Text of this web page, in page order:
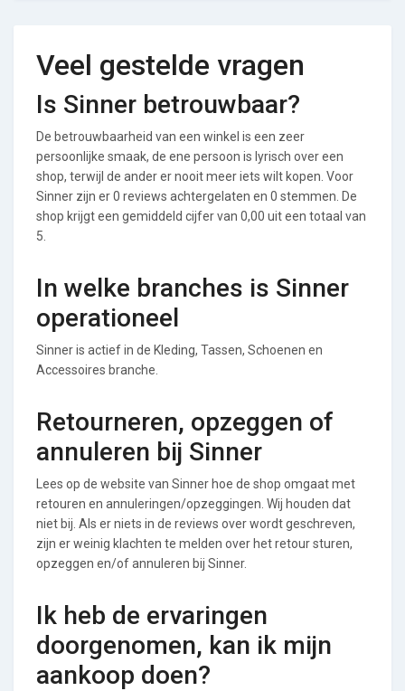
Veel gestelde vragen
Is Sinner betrouwbaar?
De betrouwbaarheid van een winkel is een zeer
persoonlijke smaak, de ene persoon is lyrisch over een
shop, terwijl de ander er nooit meer iets wilt kopen. Voor
Sinner zijn er 0 reviews achtergelaten en 0 stemmen. De
shop krijgt een gemiddeld cijfer van 0,00 uit een totaal van
5.
In welke branches is Sinner
operationeel
Sinner is actief in de Kleding, Tassen, Schoenen en
Accessoires branche.
Retourneren, opzeggen of
annuleren bij Sinner
Lees op de website van Sinner hoe de shop omgaat met
retouren en annuleringen/opzeggingen. Wij houden dat
niet bij. Als er niets in de reviews over wordt geschreven,
zijn er weinig klachten te melden over het retour sturen,
opzeggen en/of annuleren bij Sinner.
Ik heb de ervaringen
doorgenomen, kan ik mijn
aankoop doen?